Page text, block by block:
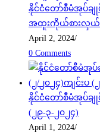
နိုင်ငံတော်စီမံအုပ်ချု
အထူးကိုယ်စားလှယ်
April 2, 2024/
0 Comments
နိုင်ငံတော်စီမံအုပ်ချု
(၂၉-၃-၂၀၂၄)
April 1, 2024/